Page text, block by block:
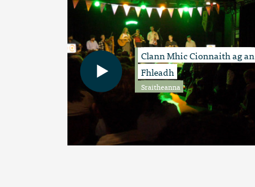
Clann Mhic Cionnaith ag an
Fhleadh
Sraitheanna